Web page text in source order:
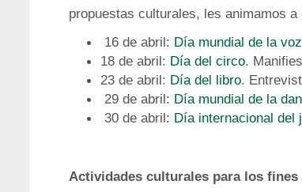
propuestas culturales, les animamos
16 de abril: Día mundial de la voz
18 de abril: Día del circo.
23 de abril: Día del libro.
29 de abril: Día mundial de la
30 de abril: Día internacional del
Actividades culturales para los fines